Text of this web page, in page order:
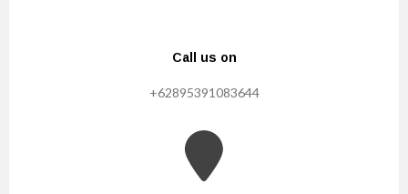
Call us on
+62895391083644